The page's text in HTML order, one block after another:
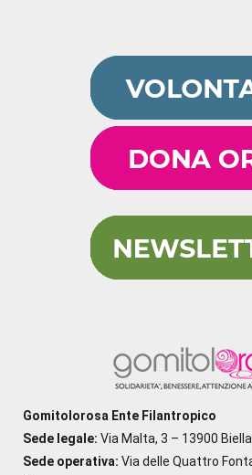
Gomitolorosa Ente Filantropico
Sede legale: Via Malta, 3 – 13900 Biella
Sede operativa: Via delle Quattro